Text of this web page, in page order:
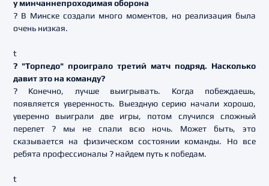
у минчаннепроходимая оборона
? В Минске создали много моментов, но реализация была
очень низкая.
t
? "Торпедо" проиграло третий матч подряд. Насколько
давит это на команду?
? Конечно, лучше выигрывать. Когда побеждаешь,
появляется уверенность. Выездную серию начали хорошо,
уверенно выиграли две игры, потом случился сложный
перелет ? мы не спали всю ночь. Может быть, это
сказывается на физическом состоянии команды. Но все
ребята профессионалы ? найдем путь к победам.
t